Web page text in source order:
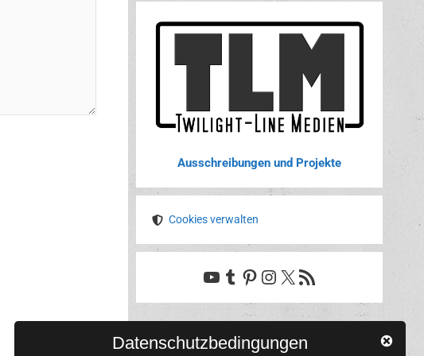
Ausschreibungen und Projekte
Cookies verwalten
YouTube
Tumblr
Pinterest
Instagram
X RSS-Feed
Datenschutzbedingungen